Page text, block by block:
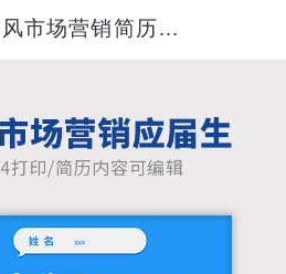
天蓝色精美风市场营销简历模板